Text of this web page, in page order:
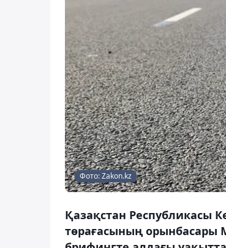
Фото: Zakon.kz
Қазақстан Республикасы
төрағасының орынбасары